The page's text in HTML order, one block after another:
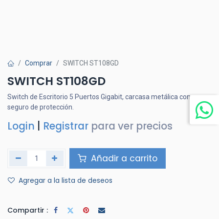
Comprar SWITCH ST108GD
SWITCH ST108GD
Switch de Escritorio 5 Puertos Gigabit, carcasa metálica con
seguro de protección.
Login Registrar para ver precios
Añadir a carrito
Agregar a la lista de deseos
Compartir :